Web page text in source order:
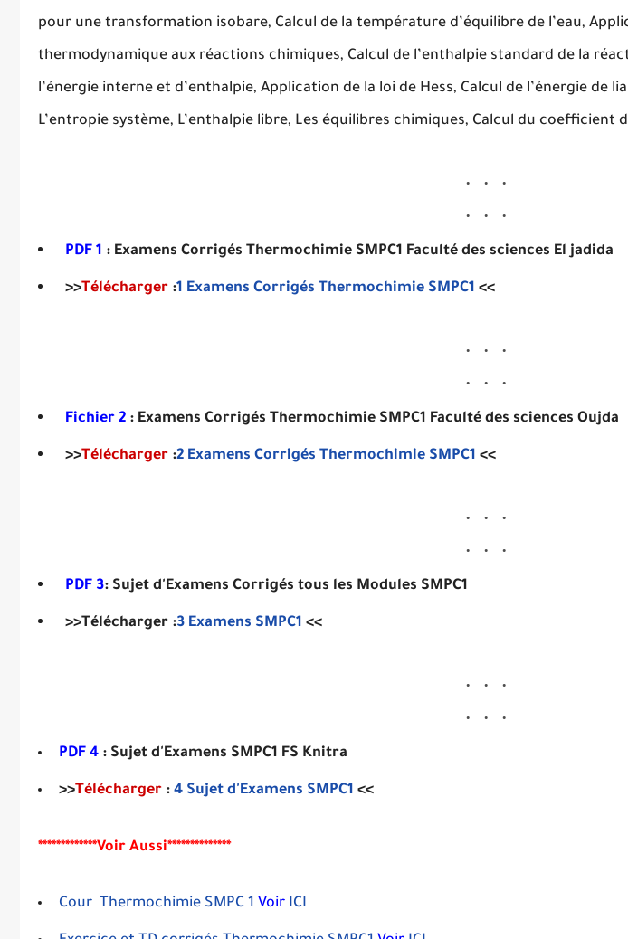
pour une transformation isobare, Calcul de la température d’équilibre de l’eau,
thermodynamique aux réactions chimiques, Calcul de l’enthalpie standard de la
l’énergie interne et d’enthalpie, Application de la loi de Hess, Calcul de l’énergie de
L’entropie système, L’enthalpie libre, Les équilibres chimiques, Calcul du coefficient
PDF 1 : Examens Corrigés Thermochimie SMPC1 Faculté des sciences El jadida
>>Télécharger :1 Examens Corrigés Thermochimie SMPC1 <<
Fichier 2 : Examens Corrigés Thermochimie SMPC1 Faculté des sciences Oujda
>>Télécharger :2 Examens Corrigés Thermochimie SMPC1 <<
PDF 3: Sujet d'Examens Corrigés tous les Modules SMPC1
>>Télécharger :3 Examens SMPC1 <<
PDF 4 : Sujet d'Examens SMPC1 FS Knitra
>>Télécharger : 4 Sujet d'Examens SMPC1 <<
*************Voir Aussi**************
Cour Thermochimie SMPC 1 Voir ICI